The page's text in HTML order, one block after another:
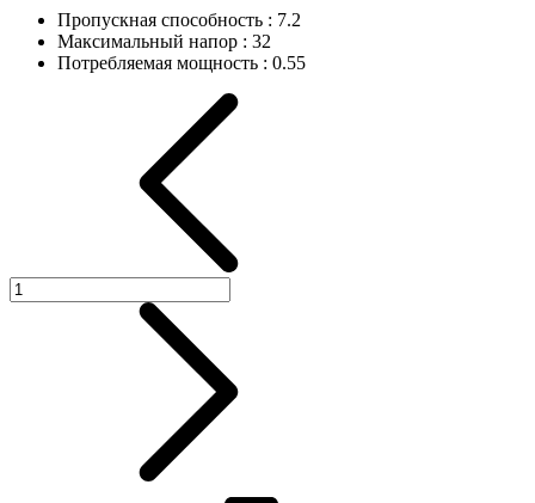
Пропускная способность : 7.2
Максимальный напор : 32
Потребляемая мощность : 0.55